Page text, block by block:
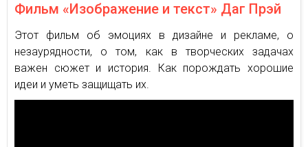
Фильм «Изображение и текст» Даг Прэй
Этот фильм об эмоциях в дизайне и рекламе, о
незаурядности, о том, как в творческих задачах
важен сюжет и история. Как порождать хорошие
идеи и уметь защищать их.